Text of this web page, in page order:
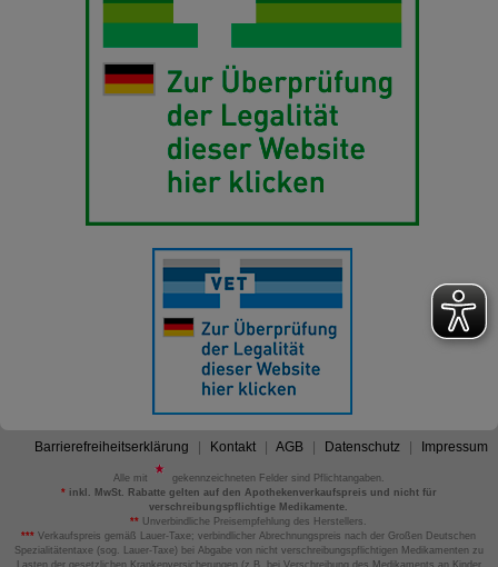
Barrierefreiheitserklärung Kontakt AGB Datenschutz Impressum
Alle mit
gekennzeichneten Felder sind Pflichtangaben.
*inkl. MwSt. Rabatte gelten auf den Apothekenverkaufspreis und nicht für
verschreibungspflichtige Medikamente.
** Unverbindliche Preisempfehlung des Herstellers.
*** Verkaufspreis gemäß Lauer-Taxe; verbindlicher Abrechnungspreis nach der Großen Deutschen
Spezialitätentaxe (sog. Lauer-Taxe) bei Abgabe von nicht verschreibungspflichtigen Medikamenten zu
Lasten der gesetzlichen Krankenversicherungen (z.B. bei Verschreibung des Medikaments an Kinder